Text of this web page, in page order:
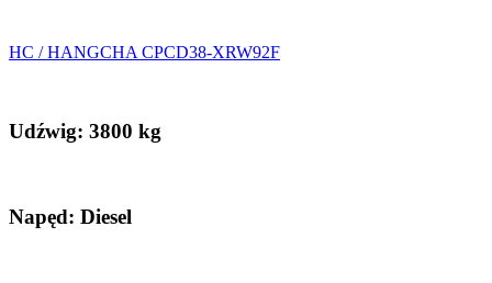
HC / HANGCHA CPCD38-XRW92F
Udźwig: 3800 kg
Napęd: Diesel